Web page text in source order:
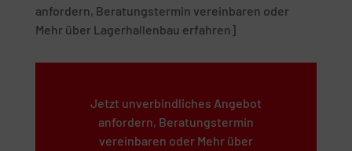
anfordern, Beratungstermin vereinbaren oder
Mehr über Lagerhallenbau erfahren]
Jetzt unverbindliches Angebot
anfordern, Beratungstermin
vereinbaren oder Mehr über